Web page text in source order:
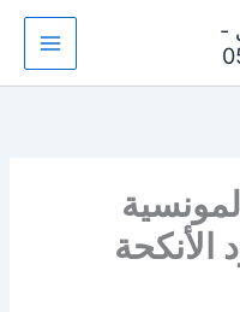
-
الأنكحة